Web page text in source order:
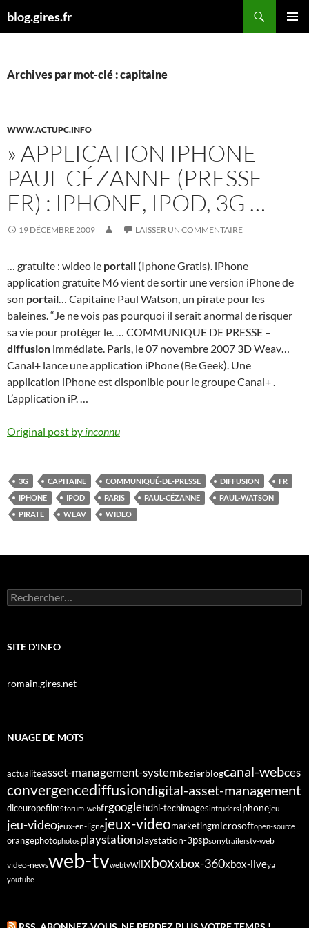
aublog.gires.fr
Archives par mot-clé : capitaine
WWW.ACTUPC.INFO
» APPLICATION IPHONE
PAUL CÉZANNE (PRESSE-
FR) : IPHONE, IPOD, 3G …
19 DÉCEMBRE 2009 LAISSER UN COMMENTAIRE
… gratuite : wideo le portail (Iphone Gratis). iPhone
application gratuite M6 vient de sortir une version iPhone de
son portail… Capitaine Paul Watson, un pirate pour les
baleines. “Je ne vois pas pourquoi il serait anormal de risquer
sa vie pour protéger le. … COMMUNIQUE DE PRESSE –
diffusion immédiate. Paris, le 07 novembre 2007 3D Weav…
Canal+ lance une application iPhone (Be Geek). Une
application iPhone est disponible pour le groupe Canal+ .
L’application iP. …
Original post by inconnu
3G CAPITAINE COMMUNIQUÉ-DE-PRESSE DIFFUSION
FR
IPHONE
IPOD PARIS PAUL-CÉZANNE
PAUL-WATSON
PIRATE
WEAV WIDEO
Rechercher :
SITE D'INFO
romain.gires.net
NUAGE DE MOTS
actualiteasset-management-systembezierblogcanal-webces
convergencediffusiondigital-asset-management
dlceuropefilmsforum-webfrgooglehdhi-techimagesintrudersiphonejeu
jeu-videojeux-en-lignejeux-videomarketingmicrosoftopen-source
orangephotophotosplaystationplaystation-3pspsonytrailerstv-web
video-newsweb-tvwebtvwiixboxxbox-360xbox-liveya
youtube